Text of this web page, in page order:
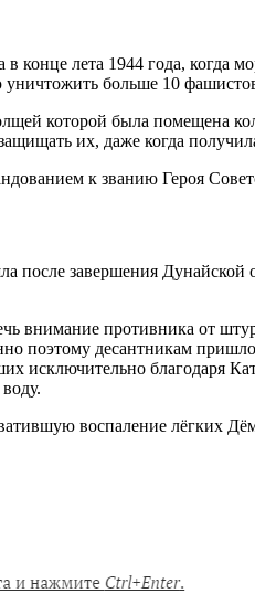
конце лета 1944 года,
больше 10
которой была помещена
их, даже когда
к званию Героя
после завершения
внимание противника от
поэтому десантникам
исключительно благодаря
воспаление лёгких